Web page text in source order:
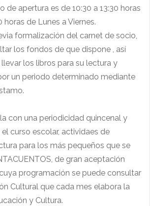
de apertura es de 10:30 a 13:30 horas
horas de Lunes a Viernes.
formalización del carnet de socio,
los fondos de que dispone , así
los libros para su lectura y
un periodo determinado mediante
con una periodicidad quincenal y
curso escolar, actividaes de
para los más pequeños que se
de gran aceptación
programación se puede consultar
Cultural que cada mes elabora la
y Cultura.